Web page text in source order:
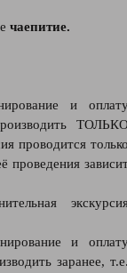
чаепитие.
и
проводится
проведения
и
заранее,